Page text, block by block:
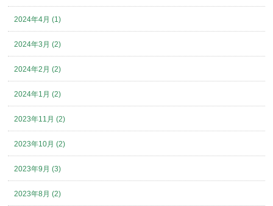
2024年4月 (1)
2024年3月 (2)
2024年2月 (2)
2024年1月 (2)
2023年11月 (2)
2023年10月 (2)
2023年9月 (3)
2023年8月 (2)